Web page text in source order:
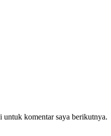
untuk komentar saya berikutnya.